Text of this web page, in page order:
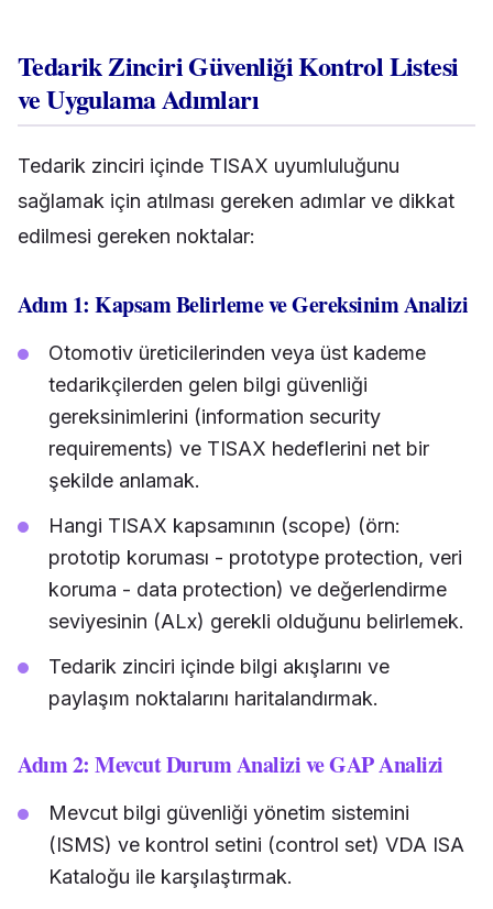
Tedarik Zinciri Güvenliği Kontrol Listesi
ve Uygulama Adımları
Tedarik zinciri içinde TISAX uyumluluğunu
sağlamak için atılması gereken adımlar ve dikkat
edilmesi gereken noktalar:
Adım 1: Kapsam Belirleme ve Gereksinim Analizi
Otomotiv üreticilerinden veya üst kademe
tedarikçilerden gelen bilgi güvenliği
gereksinimlerini (information security
requirements) ve TISAX hedeflerini net bir
şekilde anlamak.
Hangi TISAX kapsamının (scope) (örn:
prototip koruması - prototype protection, veri
koruma - data protection) ve değerlendirme
seviyesinin (ALx) gerekli olduğunu belirlemek.
Tedarik zinciri içinde bilgi akışlarını ve
paylaşım noktalarını haritalandırmak.
Adım 2: Mevcut Durum Analizi ve GAP Analizi
Mevcut bilgi güvenliği yönetim sistemini
(ISMS) ve kontrol setini (control set) VDA ISA
Kataloğu ile karşılaştırmak.